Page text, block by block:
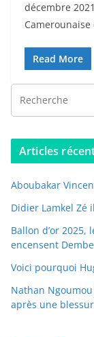
décembre
Camerounaise
Read More
Articles
Aboubakar
Didier Lamkel Zé
Ballon d’or
encensent
Voici pourquoi
Nathan
après une